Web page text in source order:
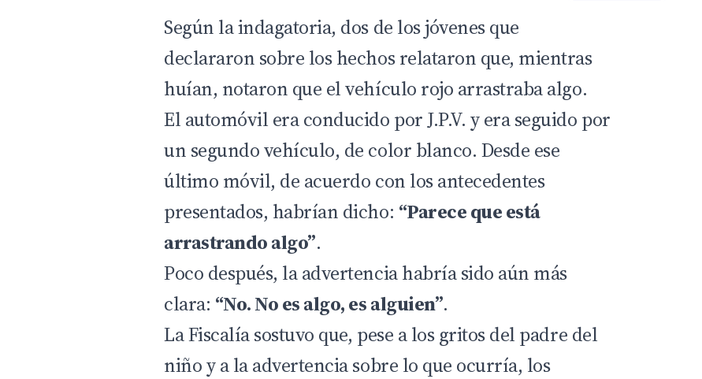
Según la indagatoria, dos de los jóvenes que
declararon sobre los hechos relataron que, mientras
huían, notaron que el vehículo rojo arrastraba algo.
El automóvil era conducido por J.P.V. y era seguido por
un segundo vehículo, de color blanco. Desde ese
último móvil, de acuerdo con los antecedentes
presentados, habrían dicho: “Parece que está
arrastrando algo”.
Poco después, la advertencia habría sido aún más
clara: “No. No es algo, es alguien”.
La Fiscalía sostuvo que, pese a los gritos del padre del
niño y a la advertencia sobre lo que ocurría, los